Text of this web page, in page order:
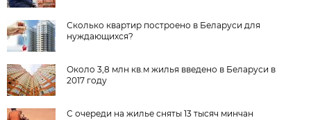
Сколько квартир построено в Беларуси для
нуждающихся?
Около 3,8 млн кв.м жилья введено в Беларуси в
2017 году
С очереди на жилье сняты 13 тысяч минчан